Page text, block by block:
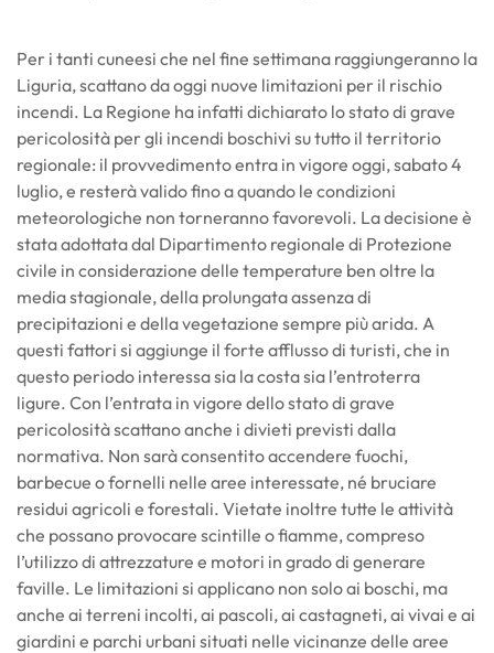
Per i tanti cuneesi che nel fine settimana raggiungeranno la
Liguria, scattano da oggi nuove limitazioni per il rischio
incendi. La Regione ha infatti dichiarato lo stato di grave
pericolosità per gli incendi boschivi su tutto il territorio
regionale: il provvedimento entra in vigore oggi, sabato 4
luglio, e resterà valido fino a quando le condizioni
meteorologiche non torneranno favorevoli. La decisione è
stata adottata dal Dipartimento regionale di Protezione
civile in considerazione delle temperature ben oltre la
media stagionale, della prolungata assenza di
precipitazioni e della vegetazione sempre più arida. A
questi fattori si aggiunge il forte afflusso di turisti, che in
questo periodo interessa sia la costa sia l’entroterra
ligure. Con l’entrata in vigore dello stato di grave
pericolosità scattano anche i divieti previsti dalla
normativa. Non sarà consentito accendere fuochi,
barbecue o fornelli nelle aree interessate, né bruciare
residui agricoli e forestali. Vietate inoltre tutte le attività
che possano provocare scintille o fiamme, compreso
l’utilizzo di attrezzature e motori in grado di generare
faville. Le limitazioni si applicano non solo ai boschi, ma
anche ai terreni incolti, ai pascoli, ai castagneti, ai vivai e ai
giardini e parchi urbani situati nelle vicinanze delle aree